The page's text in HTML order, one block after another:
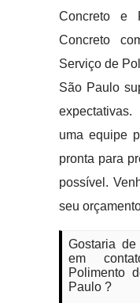
Concreto e
Concreto
Serviço de
São Paulo
uma equipe
pronta para
possível.
seu
Gostaria
em
Polimento
Paulo ?